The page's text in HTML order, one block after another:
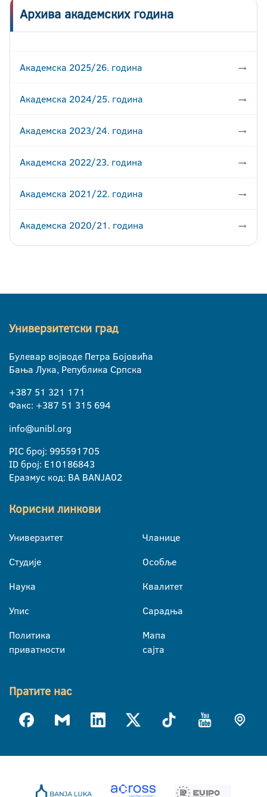
Архива академских година
Академска 2025/26. година →
Академска 2024/25. година →
Академска 2023/24. година →
Академска 2022/23. година →
Академска 2021/22. година →
Академска 2020/21. година →
Универзитетски град
Булевар војводе Петра Бојовића
Бања Лука, Република Српска
+387 51 321 171
Факс: +387 51 315 694
info@unibl.org
PIC број: 995591705
ID број: E10186843
Еразмус код: BA BANJA02
Корисни линкови
Универзитет
Студије
Наука
Упис
Политика
приватности
Чланице
Особље
Квалитет
Сарадња
Мапа
сајта
Пратите нас